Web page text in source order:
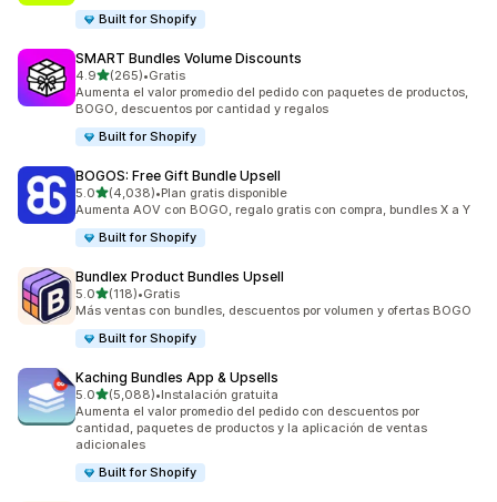
Built for Shopify
SMART Bundles Volume Discounts
4.9de 5 estrellas
(265)
265 reseñas en total
•Gratis
Aumenta el valor promedio del pedido con paquetes de productos,
BOGO, descuentos por cantidad y regalos
Built for Shopify
BOGOS: Free Gift Bundle Upsell
5.0de 5 estrellas
(4,038)
4038 reseñas en total
•Plan gratis disponible
Aumenta AOV con BOGO, regalo gratis con compra, bundles X a Y
Built for Shopify
Bundlex Product Bundles Upsell
5.0de 5 estrellas
(118)
118 reseñas en total
•Gratis
Más ventas con bundles, descuentos por volumen y ofertas BOGO
Built for Shopify
Kaching Bundles App & Upsells
5.0de 5 estrellas
(5,088)
5088 reseñas en total
•Instalación gratuita
Aumenta el valor promedio del pedido con descuentos por
cantidad, paquetes de productos y la aplicación de ventas
adicionales
Built for Shopify